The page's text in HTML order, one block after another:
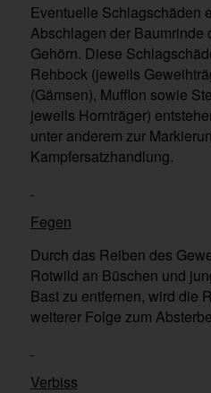
Eventuelle Schlagschäden
Abschlagen der Baumrinde
Gehörn. Diese
Rehbock (jeweils
(Gämsen), Mufflon sowie
jeweils Hornträger)
unter anderem zur
Kampfersatzhandlung.
Fegen
Durch das Reiben des
Rotwild an Büschen und
Bast zu entfernen, wird die
weiterer Folge zum
Verbiss